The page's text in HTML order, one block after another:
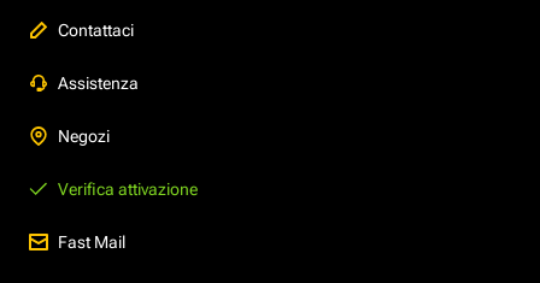
Contattaci
Assistenza
Negozi
Verifica attivazione
Fast Mail